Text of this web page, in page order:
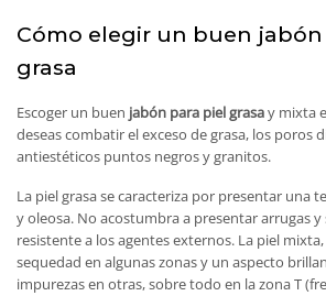
Cómo elegir un buen jabón
grasa
Escoger un buen jabón para piel grasay mixta
deseas combatir el exceso de grasa, los poros
antiestéticos puntos negros y granitos.
La piel grasa se caracteriza por presentar una
y oleosa. No acostumbra a presentar arrugas y
resistente a los agentes externos. La piel
sequedad en algunas zonas y un aspecto
impurezas en otras, sobre todo en la zona T